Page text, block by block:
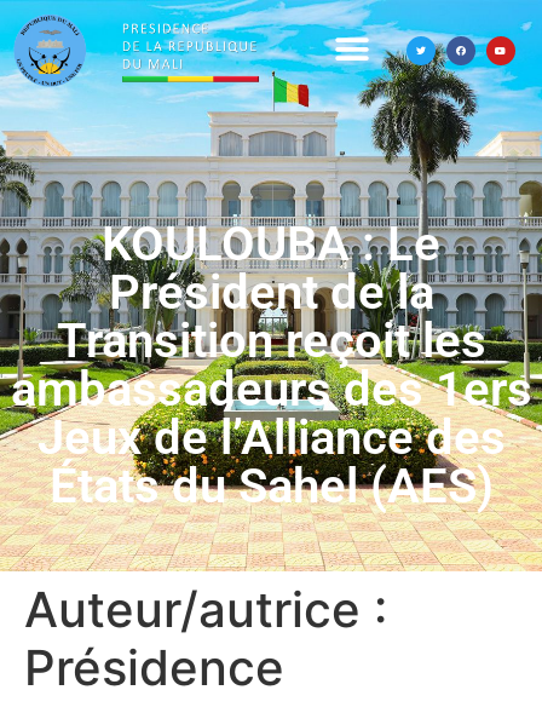
KOULOUBA : Le
Président de la
Transition reçoit les
ambassadeurs des 1ers
Jeux de l’Alliance des
États du Sahel (AES)
Auteur/autrice :
Présidence